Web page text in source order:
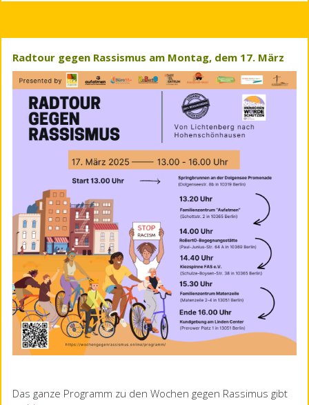
Radtour gegen Rassismus am Montag, dem 17. März
Das ganze Programm zu den Wochen gegen Rassimus gibt